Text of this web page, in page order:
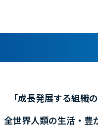
「成長発展する組織
全世界人類の生活・豊